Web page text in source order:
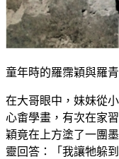
童年時的羅霈穎與羅青
在大哥眼中，妹妹從
心畬學畫，有次在家
穎竟在上方塗了一團
靈回答：「我讓牠躲